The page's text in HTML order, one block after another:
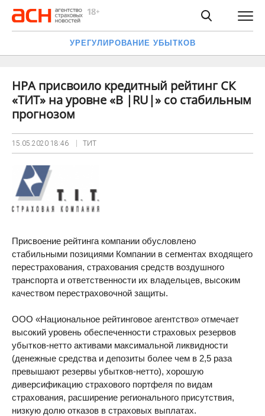
УРЕГУЛИРОВАНИЕ УБЫТКОВ
НРА присвоило кредитный рейтинг СК
«ТИТ» на уровне «В |RU|» со стабильным
прогнозом
15.05.2020 18:46 ТИТ
Присвоение рейтинга компании обусловлено
стабильными позициями Компании в сегментах входящего
перестрахования, страхования средств воздушного
транспорта и ответственности их владельцев, высоким
качеством перестраховочной защиты.
ООО «Национальное рейтинговое агентство» отмечает
высокий уровень обеспеченности страховых резервов
убытков-нетто активами максимальной ликвидности
(денежные средства и депозиты более чем в 2,5 раза
превышают резервы убытков-нетто), хорошую
диверсификацию страхового портфеля по видам
страхования, расширение регионального присутствия,
низкую долю отказов в страховых выплатах.